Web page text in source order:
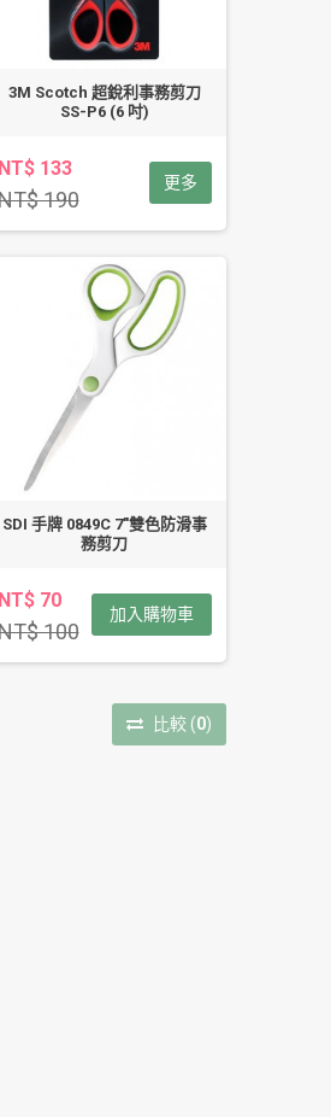
3M Scotch 超銳利事務剪刀
SS-P6 (6 吋)
NT$ 133
190
更多
SDI 手牌 0849C 7"雙色防滑事
務剪刀
NT$ 70
100
加入購物車
比較 (0)